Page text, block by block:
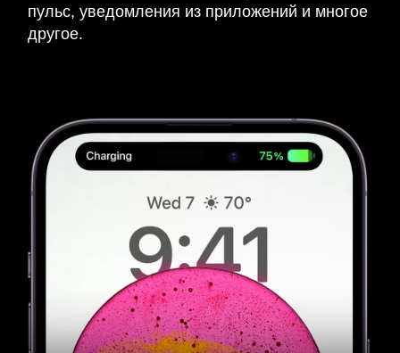
пульс, уведомления из приложений и многое
другое.